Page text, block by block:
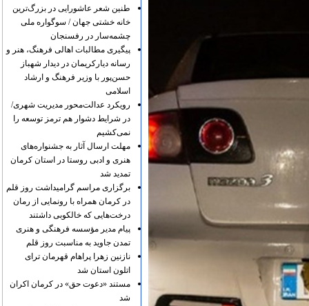
طنین شعر عاشورایی در بزرگ‌ترین
خانه خشتی جهان / سوگواره ملی
چشمه‌سار در رفسنجان
پیگیری مطالبات اهالی فرهنگ، هنر و
رسانه دیارکریمان در دیدار شهباز
حسن‌پور با وزیر فرهنگ و ارشاد
اسلامی
رویکرد عدالت‌محور مدیریت شهری/
در شرایط دشوار هم ترمز توسعه را
نمی‌کشیم
مهلت ارسال آثار به جشنواره‌های
هنری و ادبی روستا در استان کرمان
تمدید شد
برگزاری مراسم گرامیداشت روز قلم
در کرمان همراه با رونمایی از رمان
درخت‌هایی که خالکوبی داشتند
پیام مدیر مؤسسه فرهنگی و هنری
تمدن جاوید به مناسبت روز قلم
نازنین زهرا پراهام قهرمان ترای
اتلون استان شد
مستند «دعوت حق» در کرمان اکران
شد